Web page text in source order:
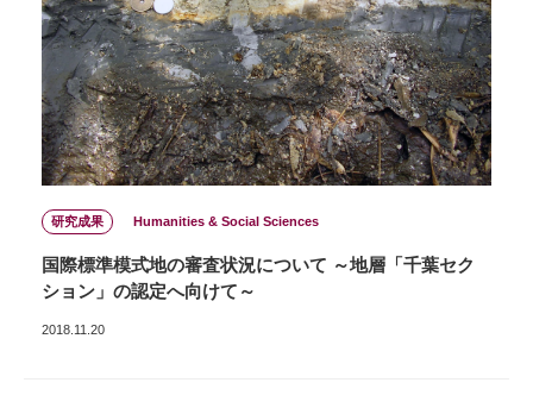
研究成果 Humanities & Social Sciences
国際標準模式地の審査状況について ～地層「千葉セク
ション」の認定へ向けて～
2018.11.20